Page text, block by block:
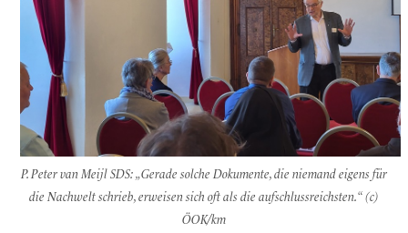
P. Peter van Meijl SDS: „Gerade solche Dokumente, die niemand eigens für
die Nachwelt schrieb, erweisen sich oft als die aufschlussreichsten.“ (c)
ÖOK/km